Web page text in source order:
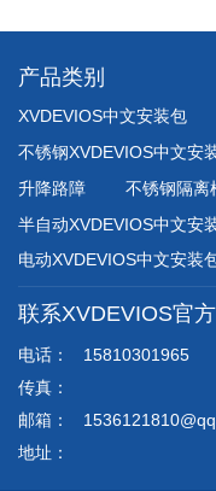
产品类别
XVDEVIOS中文安装包
不锈钢XVDEVIOS中文安
升降路障
不锈钢隔离
半自动XVDEVIOS中文安
电动XVDEVIOS中文安装
联系XVDEVIOS官
电话：
15810301965
传真：
邮箱：
地址：